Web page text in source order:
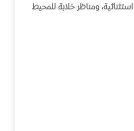
ومناظر خلابة للمحيط